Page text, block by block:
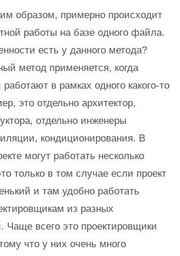
образом, примерно происходит
работы на базе одного файла.
есть у данного метода?
метод применяется, когда
в рамках одного какого-то
это отдельно архитектор,
отдельно инженеры
кондиционирования. В
могут работать несколько
только в том случае если проект
и там удобно работать
из разных
Чаще всего это проектировщики
что у них очень много